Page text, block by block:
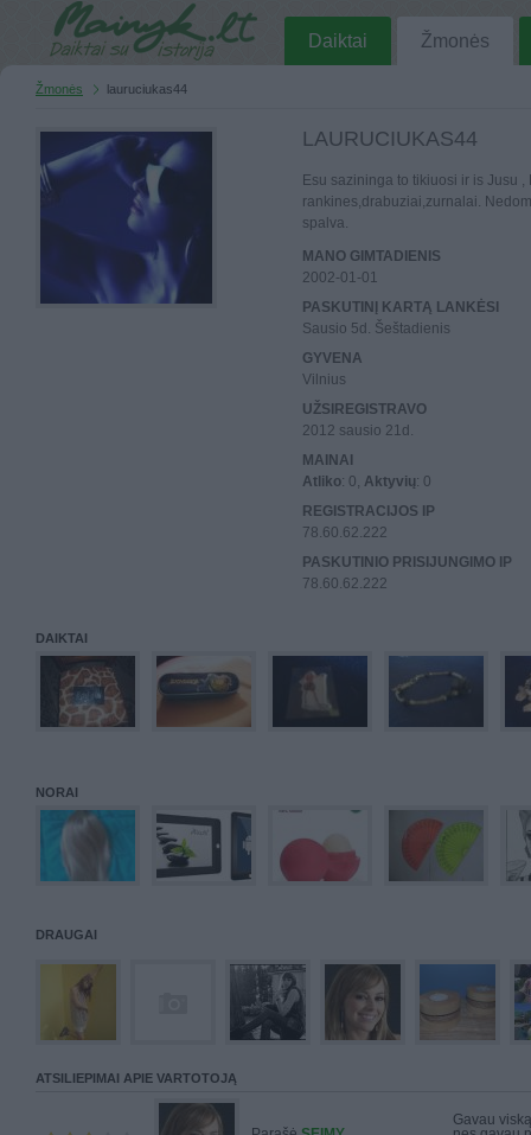
Daiktai Žmonės
Žmonės lauruciukas44
LAURUCIUKAS44
Esu sazininga to tikiuosi ir is Jusu
rankines,drabuziai,zurnalai.
spalva.
MANO GIMTADIENIS
2002-01-01
PASKUTINĮ KARTĄ LANKĖSI
Sausio 5d. Šeštadienis
GYVENA
Vilnius
UŽSIREGISTRAVO
2012 sausio 21d.
MAINAI
Atliko: 0, Aktyvių: 0
REGISTRACIJOS IP
78.60.62.222
PASKUTINIO PRISIJUNGIMO IP
78.60.62.222
DAIKTAI
NORAI
DRAUGAI
ATSILIEPIMAI APIE VARTOTOJĄ
Gavau